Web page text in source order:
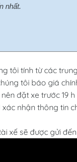
nhất.
tôi tính từ các
tôi báo giá
đặt xe trước 19
nhận thông tin
xế sẽ được gửi